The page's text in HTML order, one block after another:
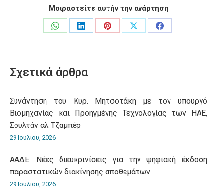
Μοιραστείτε αυτήν την ανάρτηση
Share
Share
Share
Share
Share
Σχετικά άρθρα
Συνάντηση του Κυρ. Μητσοτάκη με τον υπουργό
Βιομηχανίας και Προηγμένης Τεχνολογίας των ΗΑΕ,
Σουλτάν αλ Τζαμπέρ
29 Ιουλίου, 2026
ΑΑΔΕ: Νέες διευκρινίσεις για την ψηφιακή έκδοση
παραστατικών διακίνησης αποθεμάτων
29 Ιουλίου, 2026